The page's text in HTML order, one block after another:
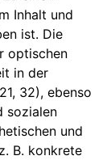
Inhalt und
ist. Die
optischen
in der
32), ebenso
sozialen
und
B. konkrete